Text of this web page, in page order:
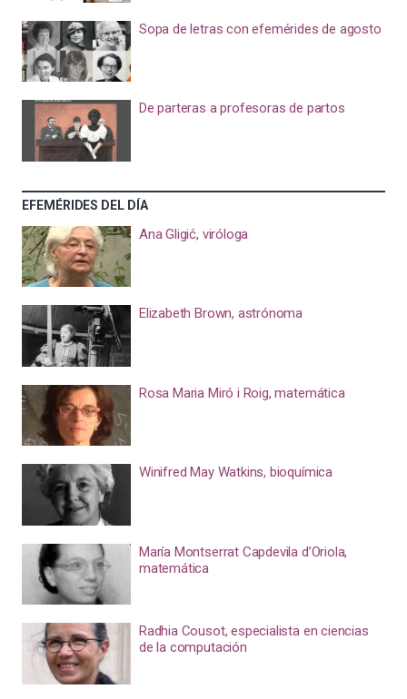
Sopa de letras con efemérides de agosto
De parteras a profesoras de partos
EFEMÉRIDES DEL DÍA
Ana Gligić, viróloga
Elizabeth Brown, astrónoma
Rosa Maria Miró i Roig, matemática
Winifred May Watkins, bioquímica
María Montserrat Capdevila d’Oriola,
matemática
Radhia Cousot, especialista en ciencias
de la computación